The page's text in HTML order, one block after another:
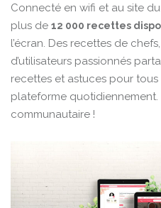
Connecté en wifi et au site du
plus de 12 000 recettes
l’écran. Des recettes de
d’utilisateurs passionnés
recettes et astuces pour
plateforme
communautaire !